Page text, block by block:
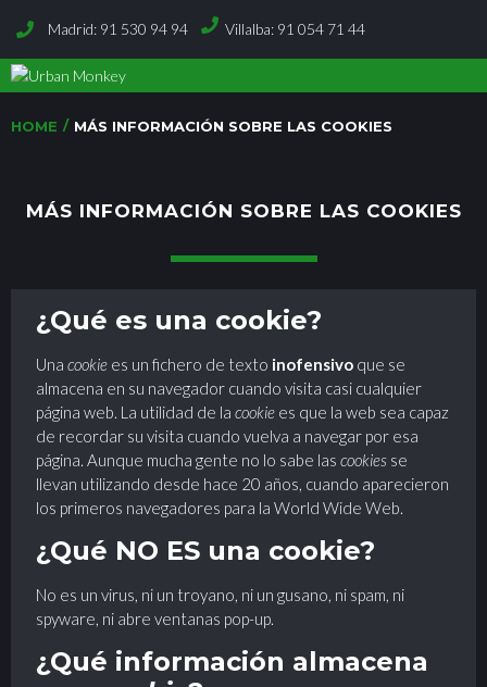
Madrid: 91 530 94 94 Villalba: 91 054 71 44
HOME / MÁS INFORMACIÓN SOBRE LAS COOKIES
MÁS INFORMACIÓN SOBRE LAS COOKIES
¿Qué es una cookie?
Una cookie es un fichero de texto inofensivo que se
almacena en su navegador cuando visita casi cualquier
página web. La utilidad de la cookie es que la web sea capaz
de recordar su visita cuando vuelva a navegar por esa
página. Aunque mucha gente no lo sabe las cookies se
llevan utilizando desde hace 20 años, cuando aparecieron
los primeros navegadores para la World Wide Web.
¿Qué NO ES una cookie?
No es un virus, ni un troyano, ni un gusano, ni spam, ni
spyware, ni abre ventanas pop-up.
¿Qué información almacena